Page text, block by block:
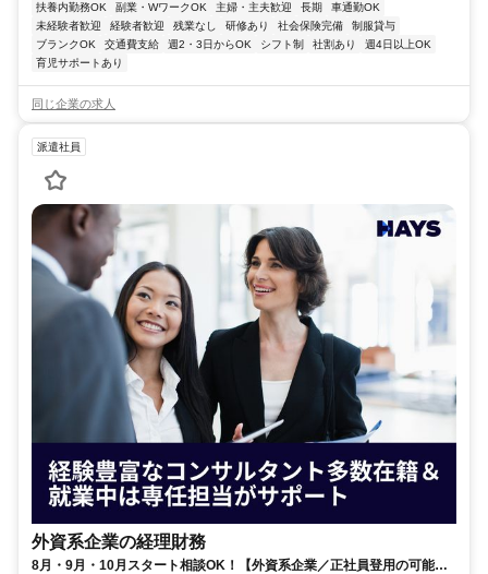
扶養内勤務OK 副業・WワークOK 主婦・主夫歓迎 長期
車通勤OK
未経験者歓迎
経験者歓迎 残業なし 研修あり 社会保険完備
制服貸与
ブランクOK
交通費支給 週2・3日からOK シフト制 社割あり
週4日以上OK
育児サポートあり
同じ企業の求人
派遣社員
外資系企業の経理財務
8月・9月・10月スタート相談OK！【外資系企業／正社員登用の可能性